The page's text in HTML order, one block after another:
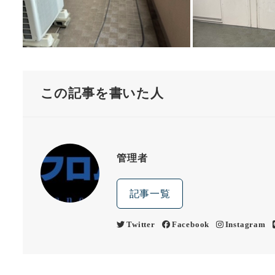
この記事を書いた人
管理者
記事一覧
Twitter Facebook Instagram